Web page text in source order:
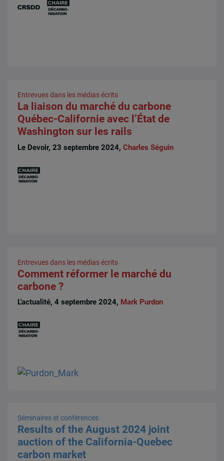
Entrevues dans les médias écrits
La liaison du marché du carbone
Québec-Californie avec l’État de
Washington sur les rails
Le Devoir, 23 septembre 2024,Charles Séguin
Entrevues dans les médias écrits
Comment réformer le marché du
carbone ?
L'actualité, 4 septembre 2024, Mark Purdon
Séminaires et conférences
Results of the August 2024 joint
auction of the California-Quebec
carbon market